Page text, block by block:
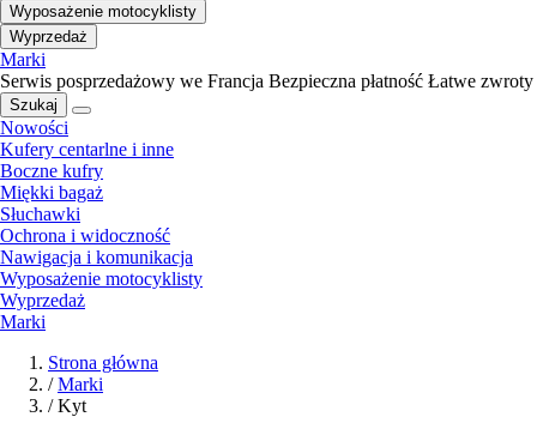
Wyposażenie motocyklisty
Wyprzedaż
Marki
Serwis posprzedażowy we Francja Bezpieczna płatność Łatwe zwroty
Szukaj
Nowości
Kufery centarlne i inne
Boczne kufry
Miękki bagaż
Słuchawki
Ochrona i widoczność
Nawigacja i komunikacja
Wyposażenie motocyklisty
Wyprzedaż
Marki
Strona główna
/ Marki
/ Kyt